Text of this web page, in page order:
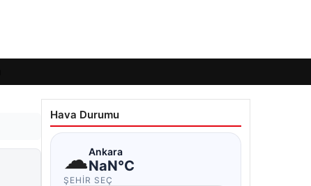
Hava Durumu
☁Ankara
NaN°C
ŞEHIR SEÇ